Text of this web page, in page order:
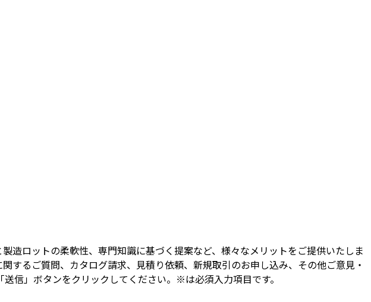
造ロットの柔軟性、専門知識に基づく提案など、様々なメリットをご提供いたしま
するご質問、カタログ請求、見積り依頼、新規取引のお申し込み、その他ご意見・
信」ボタンをクリックしてください。※は必須入力項目です。